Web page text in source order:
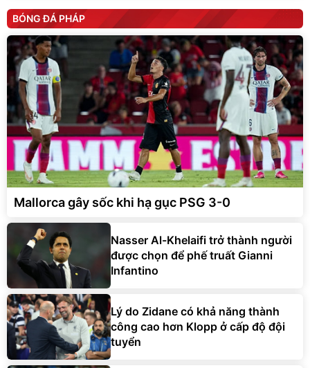
BÓNG ĐÁ PHÁP
Mallorca gây sốc khi hạ gục PSG 3-0
Nasser Al-Khelaifi trở thành người
được chọn để phế truất Gianni
Infantino
Lý do Zidane có khả năng thành
công cao hơn Klopp ở cấp độ đội
tuyển